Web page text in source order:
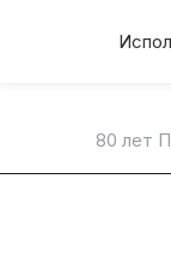
80 лет